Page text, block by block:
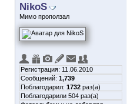
NikoS
Мимо проползал
Регистрация: 11.06.2010
Сообщений: 1,739
Поблагодарил: 1732 раз(а)
Поблагодарили 504 раз(а)